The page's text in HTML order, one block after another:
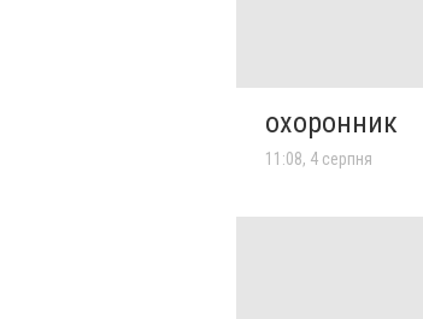
охоронник
11:08, 4 серпня